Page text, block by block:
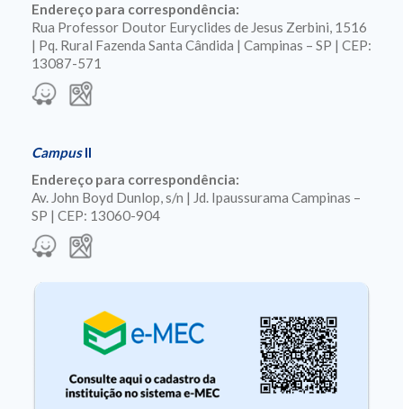
Endereço para correspondência:
Rua Professor Doutor Euryclides de Jesus Zerbini, 1516
| Pq. Rural Fazenda Santa Cândida | Campinas – SP | CEP:
13087-571
CampusII
Endereço para correspondência:
Av. John Boyd Dunlop, s/n | Jd. Ipaussurama Campinas –
SP | CEP: 13060-904